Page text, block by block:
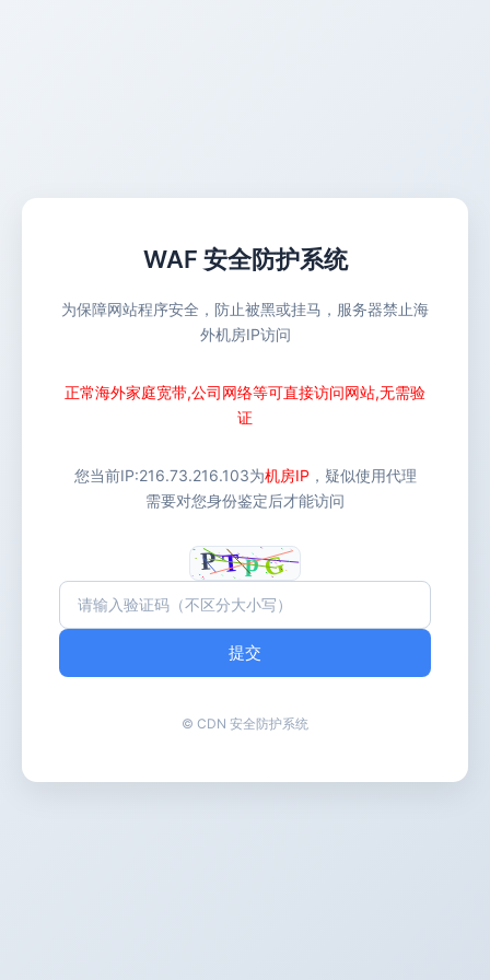
WAF 安全防护系统
为保障网站程序安全，防止被黑或挂马，服务器禁止海
外机房IP访问
正常海外家庭宽带,公司网络等可直接访问网站,无需验
证
您当前IP:216.73.216.103为机房IP ，疑似使用代理
需要对您身份鉴定后才能访问
提交
© CDN 安全防护系统